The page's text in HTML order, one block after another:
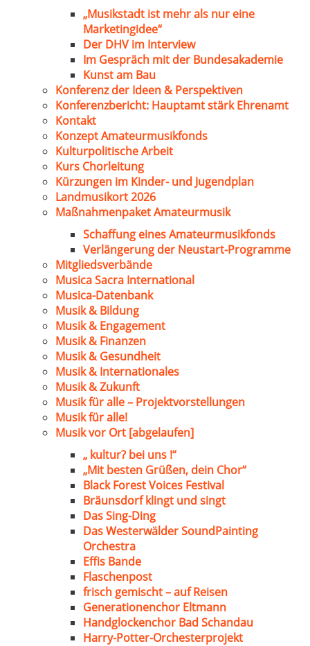
„Musikstadt ist mehr als nur eine
Marketingidee“
Der DHV im Interview
Im Gespräch mit der Bundesakademie
Kunst am Bau
Konferenz der Ideen & Perspektiven
Konferenzbericht: Hauptamt stärk Ehrenamt
Kontakt
Konzept Amateurmusikfonds
Kulturpolitische Arbeit
Kurs Chorleitung
Kürzungen im Kinder- und Jugendplan
Landmusikort 2026
Maßnahmenpaket Amateurmusik
Schaffung eines Amateurmusikfonds
Verlängerung der Neustart-Programme
Mitgliedsverbände
Musica Sacra International
Musica-Datenbank
Musik & Bildung
Musik & Engagement
Musik & Finanzen
Musik & Gesundheit
Musik & Internationales
Musik & Zukunft
Musik für alle – Projektvorstellungen
Musik für alle!
Musik vor Ort [abgelaufen]
„ kultur? bei uns !“
„Mit besten Grüßen, dein Chor“
Black Forest Voices Festival
Bräunsdorf klingt und singt
Das Sing-Ding
Das Westerwälder SoundPainting
Orchestra
Effis Bande
Flaschenpost
frisch gemischt – auf Reisen
Generationenchor Eltmann
Handglockenchor Bad Schandau
Harry-Potter-Orchesterprojekt